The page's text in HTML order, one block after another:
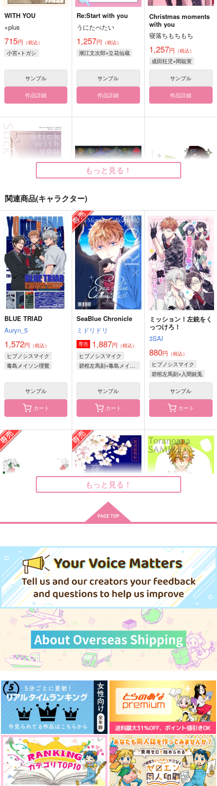
WITH YOU
+plus
715円 （税込）
小宮×トガシ
サンプル
作品詳細
Re:Start with you
うにたべたい
1,257円 （税込）
潮江文次郎×立花仙蔵
サンプル
作品詳細
Christmas moments
with you
寝落ちもちもち
1,257円 （税込）
成田狂児×岡聡実
サンプル
作品詳細
Stick with you
Laid back
787円（税込）
爆豪勝己×轟焦凍
サンプル
作品詳細
WITH YOU
メタリック地平線
944円（税込）
叢雲カゲツ
サンプル
作品詳細
with you
doodle
787円（税込）
流川楓×三井寿
サンプル
作品詳細
西狭間
787
入間銃兎
24時間睡眠。。。
165円（税込）
入間銃兎×山田二郎
サンプル
ぬいとせいかつ
158Ｋ
472円（税込）
入間銃兎×観音坂独歩
勝手に死ぬな!!
まるのうち
944円（税込）
碧棺左馬刻×入間銃兎
サンプル
作品詳細
左馬刻さま、お邪魔ム
シ？
kazuhira
432円（税込）
サンプル
作品詳細
海辺の街には雪が降る
モブおじ亭
（税込）
碧棺左馬刻×入間銃兎
サンプル
作品詳細
もっと見る！
関連商品(キャラクター)
BLUE TRIAD
Auryn_5
1,572円 （税込）
ヒプノシスマイク
毒島メイソン理鶯
サンプル
カート
SeaBlue Chronicle
ミドリドリ
専売 1,887円 （税込）
ヒプノシスマイク
碧棺左馬刻×毒島メイソン理鶯
サンプル
カート
ミッション！左銃をく
っつけろ！
3SAI
880円 （税込）
ヒプノシスマイク
碧棺左馬刻×入間銃兎
サンプル
カート
地団駄ジャーニー
専売 1,200 円（税込）
ヒプノシスマイク
飴村乱数×毒島メイソン理鶯
サンプル
カート
Red bell pepper
専売 1,007円（税込）
碧棺左馬刻
入間銃兎
毒島メイソン理鶯
サンプル
【前編】
空音諒歌
629 （税込）
ヒプノシスマイク
入間銃兎×観音坂独歩
サンプル
恋愛偏差値38の俺が
超絶カワイイ年下彼氏
を幸せにできるのか？
edge.
ポリとジャリ
西狭間
専売 787円（税込）
29BOX
モカ喫茶
専売 425円（税込）
もっと見る！